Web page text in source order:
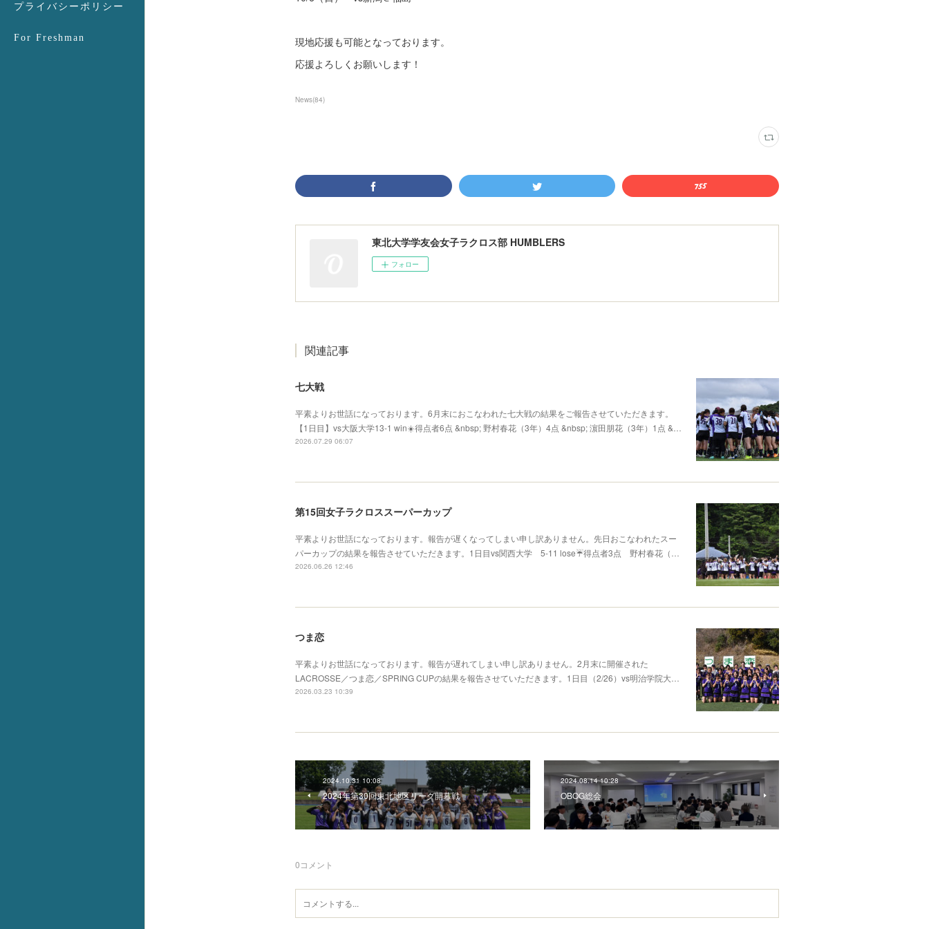
プライバシーポリシー
For Freshman
現地応援も可能となっております。
応援よろしくお願いします！
News(84)
東北大学学友会女子ラクロス部 HUMBLERS
フォロー
関連記事
七大戦
平素よりお世話になっております。6月末におこなわれた七大戦の結果をご報告させていただきます。
【1日目】vs大阪大学13-1 win☀️得点者6点 &nbsp; 野村春花（3年）4点 &nbsp; 濵田朋花（3年）1点 &…
2026.07.29 06:07
第15回女子ラクロススーパーカップ
平素よりお世話になっております。報告が遅くなってしまい申し訳ありません。先日おこなわれたスー
パーカップの結果を報告させていただきます。1日目vs関西大学 5-11 lose☔️得点者3点 野村春花（…
2026.06.26 12:46
つま恋
平素よりお世話になっております。報告が遅れてしまい申し訳ありません。2月末に開催された
LACROSSE／つま恋／SPRING CUPの結果を報告させていただきます。1日目（2/26）vs明治学院大…
2026.03.23 10:39
2024.10.31 10:08
2024年第30回東北地区リーグ開幕戦
2024.08.14 10:28
OBOG総会
0コメント